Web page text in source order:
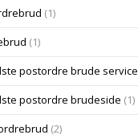
(1)
(1)
postordre brude service
postordre brudeside (1)
(2)